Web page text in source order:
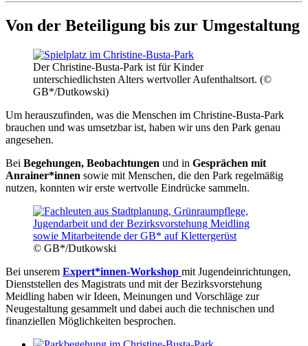
Von der Beteiligung bis zur Umgestaltung
Der Christine-Busta-Park ist für Kinder
unterschiedlichsten Alters wertvoller Aufenthaltsort. (©
GB*/Dutkowski)
Um herauszufinden, was die Menschen im Christine-Busta-Park
brauchen und was umsetzbar ist, haben wir uns den Park genau
angesehen.
Bei Begehungen, Beobachtungen und in Gesprächen mit
Anrainer*innen sowie mit Menschen, die den Park regelmäßig
nutzen, konnten wir erste wertvolle Eindrücke sammeln.
© GB*/Dutkowski
Bei unserem Expert*innen-Workshop mit Jugendeinrichtungen,
Dienststellen des Magistrats und mit der Bezirksvorstehung
Meidling haben wir Ideen, Meinungen und Vorschläge zur
Neugestaltung gesammelt und dabei auch die technischen und
finanziellen Möglichkeiten besprochen.